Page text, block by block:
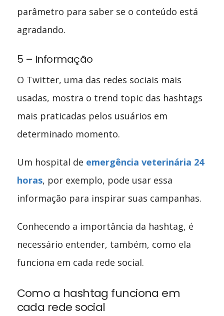
parâmetro para saber se o conteúdo está
agradando.
5 – Informação
O Twitter, uma das redes sociais mais
usadas, mostra o trend topic das hashtags
mais praticadas pelos usuários em
determinado momento.
Um hospital de emergência veterinária 24
horas, por exemplo, pode usar essa
informação para inspirar suas campanhas.
Conhecendo a importância da hashtag, é
necessário entender, também, como ela
funciona em cada rede social.
Como a hashtag funciona em
cada rede social